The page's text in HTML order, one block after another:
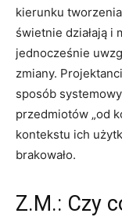
kierunku
świetnie działają i
jednocześnie
zmiany.
sposób
przedmiotów „od
kontekstu ich
brakowało.
Z.M.: Czy